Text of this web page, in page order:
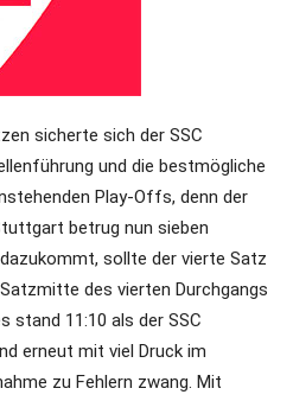
sicherte sich der SSC
und die bestmögliche
Play-Offs, denn der
betrug nun sieben
sollte der vierte Satz
des vierten Durchgangs
stand 11:10 als der SSC
erneut mit viel Druck im
zu Fehlern zwang. Mit